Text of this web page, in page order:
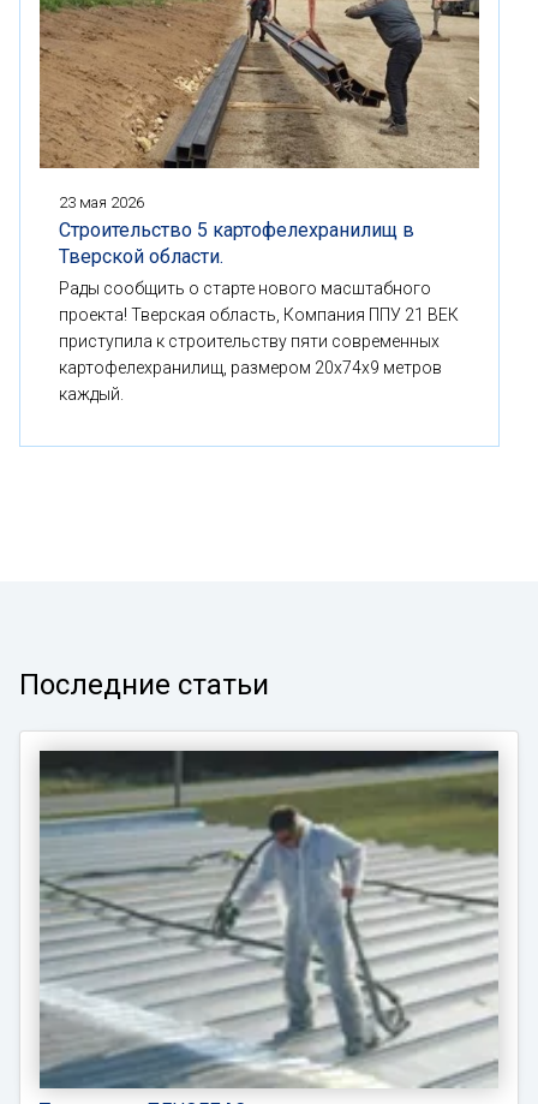
23 мая 2026
Строительство 5 картофелехранилищ в
Тверской области.
Рады сообщить о старте нового масштабного
проекта! Тверская область, Компания ППУ 21 ВЕК
приступила к строительству пяти современных
картофелехранилищ, размером 20x74x9 метров
каждый.
Последние статьи